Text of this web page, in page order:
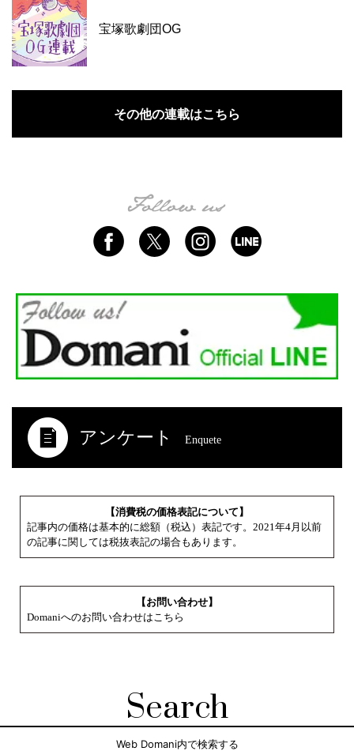
宝塚歌劇団OG
その他の連載はこちら
アンケート Enquete
【消費税の価格表記について】
記事内の価格は基本的に総額（税込）表記です。2021年4月以前
の記事に関しては税抜表記の場合もあります。
【お問い合わせ】
Domaniへのお問い合わせはこちら
Search
Web Domani内で検索する